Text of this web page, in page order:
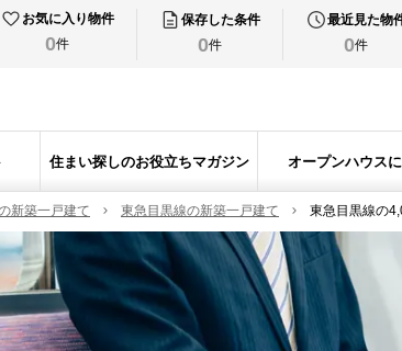
お気に入り物件
0件
保存した条件
0件
最近見た物
0件
住まい探しのお役立ちマガジン オープンハウス
新築一戸建て 東急目黒線の新築一戸建て 東急目黒線の